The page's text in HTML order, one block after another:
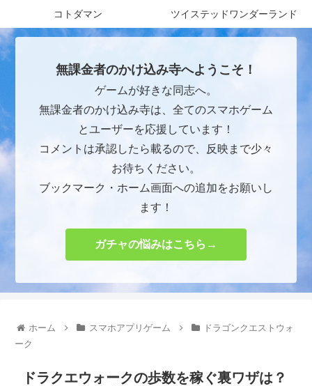
コトダマン ツイステッドワンダーランド
無課金者のかけ込み寺へようこそ！
ゲームが好きな同志へ。
無課金者のかけ込み寺は、全てのスマホゲーム
とユーザーを応援しています！
コメントは承認したら載るので、反映まで少々
お待ちください。
ブックマーク・ホーム画面への追加をお願いし
ます！
ガチャの悩みはこちら→
ホーム スマホアプリゲーム
ドラゴンクエストウォ
ーク
ドラクエウォークの歩数を稼ぐ裏ワザは？